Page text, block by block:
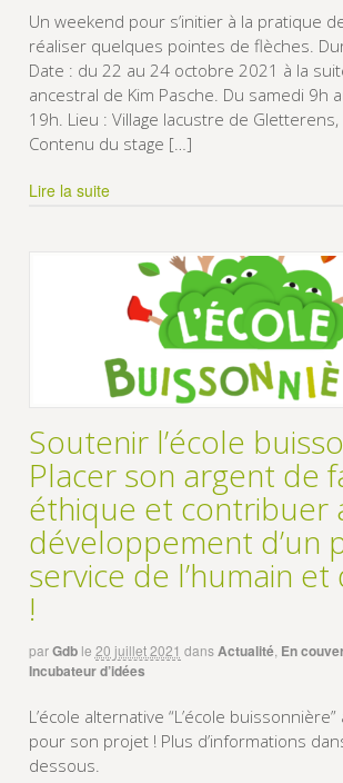
Un weekend pour s’initier à la pratique
réaliser quelques pointes de flèches.
Date : du 22 au 24 octobre 2021 à la
ancestral de Kim Pasche. Du samedi 9h
19h. Lieu : Village lacustre de Gletterens,
Contenu du stage […]
Lire la suite
Soutenir l’école
Placer son argent de
éthique et contribuer
développement d’un
service de l’humain et
!
parGdb le 20 juillet 2021 dans Actualité, En
Incubateur d’idées
L’école alternative “L’école
pour son projet ! Plus d’informations
dessous.